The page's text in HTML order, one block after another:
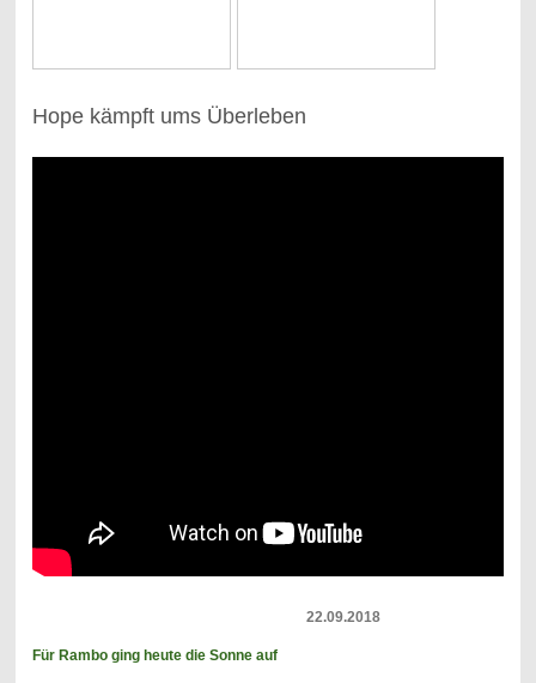
Hope kämpft ums Überleben
22.09.2018
Für Rambo ging heute die Sonne auf